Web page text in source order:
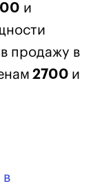
и
продажу в
2700 и
в